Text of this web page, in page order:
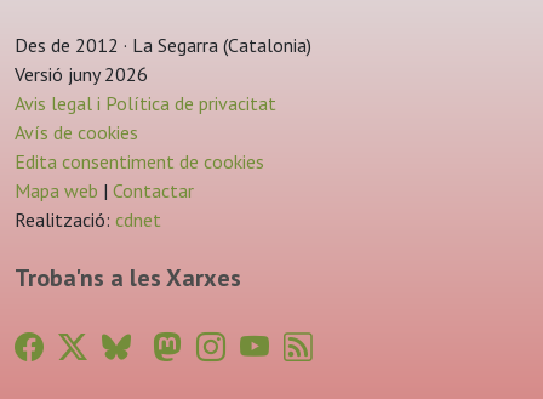
Des de 2012 · La Segarra (Catalonia)
Versió juny 2026
Avis legal i Política de privacitat
Avís de cookies
Edita consentiment de cookies
Mapa web | Contactar
Realització: cdnet
Troba'ns a les Xarxes